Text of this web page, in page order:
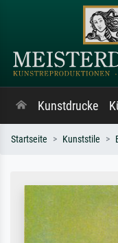
Kunstdrucke
Startseite Kunststile